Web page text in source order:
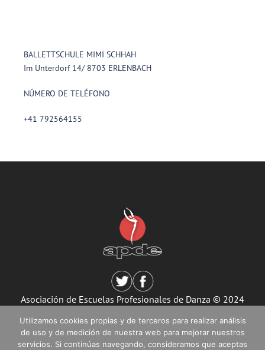
BALLETTSCHULE MIMI SCHHAH
Im Unterdorf 14/ 8703 ERLENBACH
NÚMERO DE TELÉFONO
+41 792564155
Asociación de Escuelas Profesionales de Danza © 2024
Aviso Legal |Política de Privacidad|Política de Cookies
Desarrollado por Lansimplex.
Utilizamos cookies propias y de terceros para realizar análisis
de uso y de medición de nuestra web para mejorar nuestros
servicios. Si continúas navegando, consideramos que aceptas